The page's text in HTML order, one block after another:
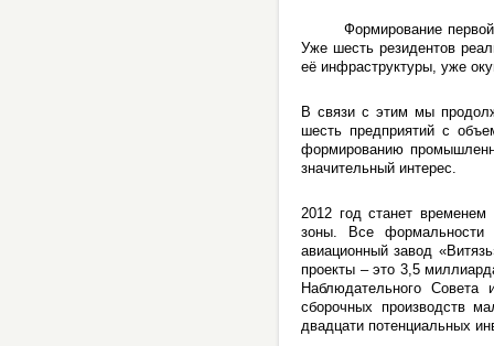
Формирование первой
Уже шесть резидентов
её инфраструктуры, уже
В связи с этим мы
шесть предприятий с
формированию
значительный интерес.
2012 год станет временем
зоны. Все формальности
авиационный завод
проекты – это 3,5
Наблюдательного
сборочных производств
двадцати потенциальных